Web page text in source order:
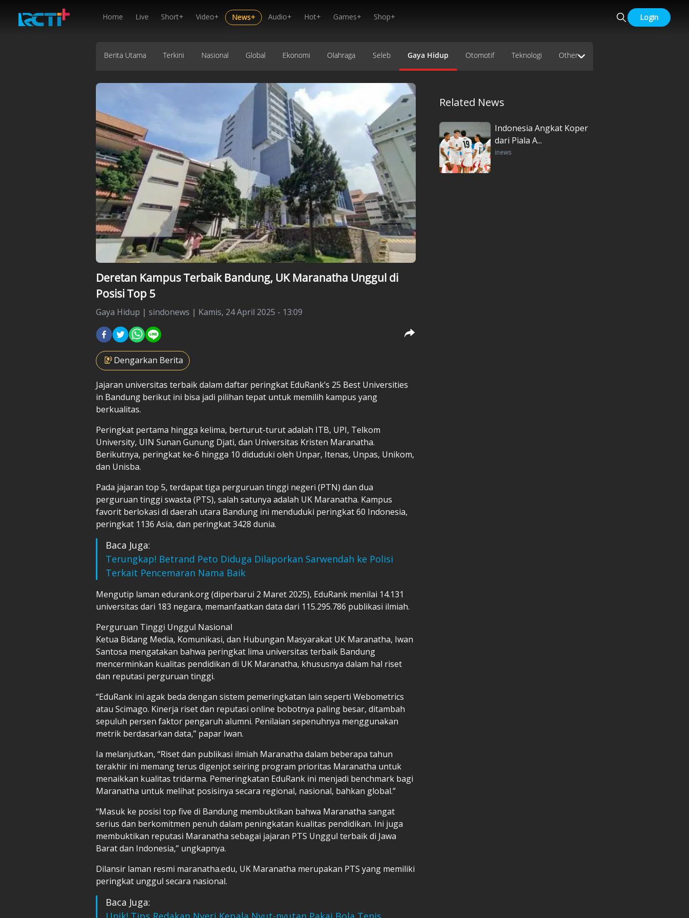
Home Live Short+ Video+ News+ Audio+ Hot+ Games+ Shop+ Login
Berita Utama Terkini Nasional Global Ekonomi Olahraga Seleb Gaya Hidup Otomotif Teknologi Other
Deretan Kampus Terbaik Bandung, UK Maranatha Unggul di
Posisi Top 5
Gaya Hidup | sindonews | Kamis, 24 April 2025 - 13:09
Dengarkan Berita
Jajaran universitas terbaikdalam daftar peringkat EduRank’s 25 Best Universities
in Bandung berikut ini bisa jadi pilihan tepat untuk memilih kampus yang
berkualitas.
Peringkat pertama hingga kelima, berturut-turut adalah ITB, UPI, Telkom
University, UIN Sunan Gunung Djati, dan Universitas Kristen Maranatha.
Berikutnya, peringkat ke-6 hingga 10 diduduki oleh Unpar, Itenas, Unpas, Unikom,
dan Unisba.
Pada jajaran top 5, terdapat tiga perguruan tinggi negeri (PTN) dan dua
perguruan tinggi swasta (PTS), salah satunya adalah UK Maranatha. Kampus
favorit berlokasi di daerah utara Bandung ini menduduki peringkat 60 Indonesia,
peringkat 1136 Asia, dan peringkat 3428 dunia.
Baca Juga:
Terungkap! Betrand Peto Diduga Dilaporkan Sarwendah ke Polisi
Terkait Pencemaran Nama Baik
Mengutip laman edurank.org (diperbarui 2 Maret 2025), EduRank menilai 14.131
universitas dari 183 negara, memanfaatkan data dari 115.295.786 publikasi ilmiah.
Perguruan Tinggi Unggul Nasional
Ketua Bidang Media, Komunikasi, dan Hubungan Masyarakat UK Maranatha, Iwan
Santosa mengatakan bahwa peringkat lima universitas terbaik Bandung
mencerminkan kualitas pendidikan di UK Maranatha, khususnya dalam hal riset
dan reputasi perguruan tinggi.
“EduRank ini agak beda dengan sistem pemeringkatan lain seperti Webometrics
atau Scimago. Kinerja riset dan reputasi online bobotnya paling besar, ditambah
sepuluh persen faktor pengaruh alumni. Penilaian sepenuhnya menggunakan
metrik berdasarkan data,” papar Iwan.
Ia melanjutkan, “Riset dan publikasi ilmiah Maranatha dalam beberapa tahun
terakhir ini memang terus digenjot seiring program prioritas Maranatha untuk
menaikkan kualitas tridarma. Pemeringkatan EduRank ini menjadi benchmark bagi
Maranatha untuk melihat posisinya secara regional, nasional, bahkan global.”
“Masuk ke posisi top five di Bandung membuktikan bahwa Maranatha sangat
serius dan berkomitmen penuh dalam peningkatan kualitas pendidikan. Ini juga
membuktikan reputasi Maranatha sebagai jajaran PTS Unggul terbaik di Jawa
Barat dan Indonesia,” ungkapnya.
Dilansir laman resmi maranatha.edu, UK Maranatha merupakan PTS yang memiliki
peringkat unggul secara nasional.
Baca Juga:
Related News
Indonesia Angkat Koper
dari Piala A...
inews